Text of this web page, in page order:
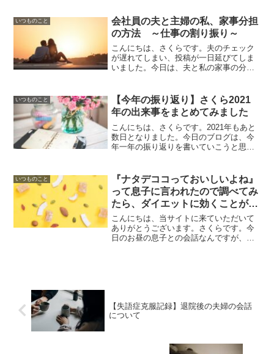
たらいいのかわからなくなります。原因
は意外なことかもしれませReadMore...
いつものこと
会社員の夫と主婦の私、家事分担
の方法 ～仕事の割り振り～
こんにちは、さくらです。夫のチェック
が遅れてしまい、投稿が一日延びてしま
いました。今日は、夫と私の家事の分担
いて書いていますので、主婦の方だけで
なく、奥様がいる会社員のReadMore...
いつものこと
【今年の振り返り】さくら2021
年の出来事をまとめてみました
こんにちは、さくらです。2021年もあと
数日となりました。今日のブログは、今
年一年の振り返りを書いていこうと思い
たことをまとめてみました。それでは、
ブログを始めました今ReadMore...
いつものこと
『ナタデココっておいしいよね』
って息子に言われたので調べてみ
たら、ダイエットに効くことが分
かりました
こんにちは、当サイトに来ていただいて
ありがとうございます。さくらです。今
日のお昼の息子との会話なんですが、息
【失語症克服記録】退院後の夫婦の会話
について